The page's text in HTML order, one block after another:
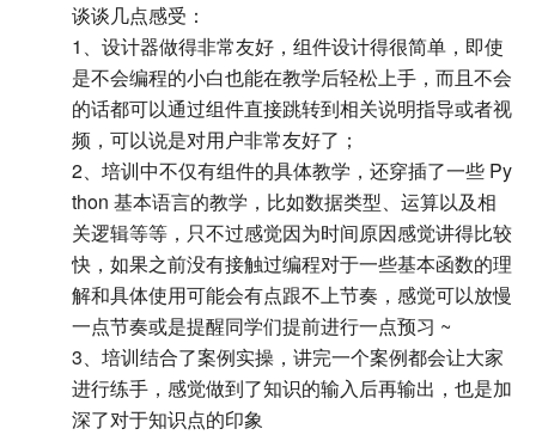
谈谈几点感受：
1、设计器做得非常友好，组件设计得很简单，即使
是不会编程的小白也能在教学后轻松上手，而且不会
的话都可以通过组件直接跳转到相关说明指导或者视
频，可以说是对用户非常友好了；
2、培训中不仅有组件的具体教学，还穿插了一些 Py
thon 基本语言的教学，比如数据类型、运算以及相
关逻辑等等，只不过感觉因为时间原因感觉讲得比较
快，如果之前没有接触过编程对于一些基本函数的理
解和具体使用可能会有点跟不上节奏，感觉可以放慢
一点节奏或是提醒同学们提前进行一点预习 ~
3、培训结合了案例实操，讲完一个案例都会让大家
进行练手，感觉做到了知识的输入后再输出，也是加
深了对于知识点的印象